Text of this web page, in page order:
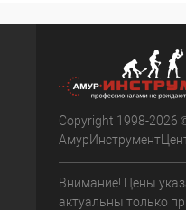
Copyright 1998-2026
Внимание! Цены
актуальны только